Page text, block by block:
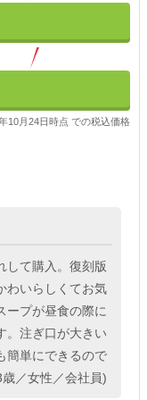
10月24日時点 での税込価格
して購入。復刻版
わいらしくてお気
ープが昼食の際に
。注ぎ口が大きい
簡単にできるので
／女性／会社員)